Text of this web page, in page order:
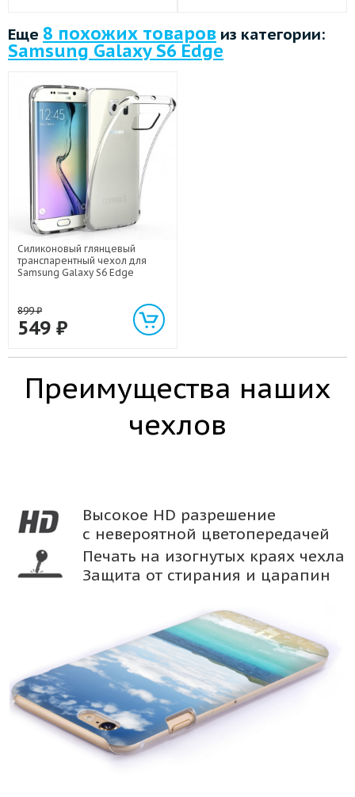
Еще 8 похожих товаров из категории:
Samsung Galaxy S6 Edge
Силиконовый глянцевый
транспарентный чехол для
Samsung Galaxy S6 Edge
899₽
549 ₽
Преимущества наших
чехлов
Высокое HD разрешение
с невероятной цветопередачей
Печать на изогнутых краях чехла
Защита от стирания и царапин